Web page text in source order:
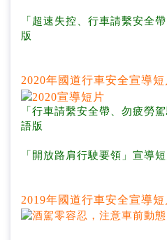
「超速失控、行車請繫安全
版
2020年國道行車安全宣導短
「行車請繫安全帶、勿疲勞
語版
「開放路肩行駛要領」宣導
2019年國道行車安全宣導短